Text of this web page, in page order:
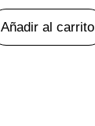
Añadir al carrito